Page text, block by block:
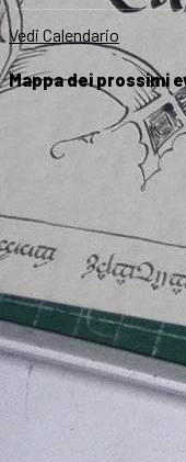
Vedi Calendario
Mappa dei prossimi